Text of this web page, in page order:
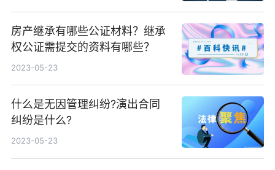
房产继承有哪些公证材料？继承
权公证需提交的资料有哪些？
2023-05-23
什么是无因管理纠纷?演出合同
纠纷是什么?
2023-05-23